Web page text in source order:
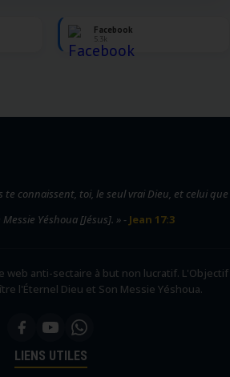
Facebook
5.3k
te connaissent, toi, le seul vrai Dieu, et celui que
Yéshoua [Jésus]. » - Jean 17:3
web anti-sectaire à but non lucratif. L'Objectif
l'Éternel Dieu et Son Messie Yéshoua.
LIENS UTILES